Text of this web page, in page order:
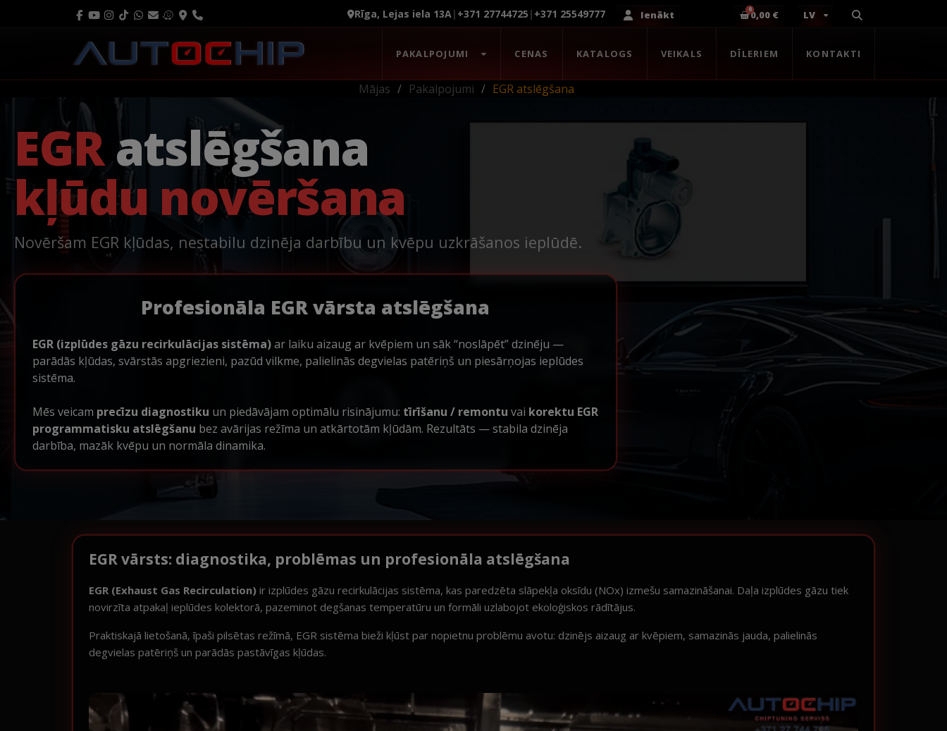
Rīga, Lejas iela 13A| +371 27744725 | +371 25549777 Ienākt 0,00 € LV
PAKALPOJUMI CENAS KATALOGS VEIKALS DĪLERIEM KONTAKTI
Mājas Pakalpojumi EGR atslēgšana
EGRatslēgšana
kļūdu novēršana
Novēršam EGR kļūdas, nestabilu dzinēja darbību un kvēpu uzkrāšanos ieplūdē.
Profesionāla EGR vārsta atslēgšana
EGR (izplūdes gāzu recirkulācijas sistēma)ar laiku aizaug ar kvēpiem un sāk “noslāpēt” dzinēju —
parādās kļūdas, svārstās apgriezieni, pazūd vilkme, palielinās degvielas patēriņš un piesārņojas ieplūdes
sistēma.
Mēs veicam precīzu diagnostiku un piedāvājam optimālu risinājumu: tīrīšanu / remontu vai korektu EGR
programmatisku atslēgšanu bez avārijas režīma un atkārtotām kļūdām. Rezultāts — stabila dzinēja
darbība, mazāk kvēpu un normāla dinamika.
EGR vārsts: diagnostika, problēmas un profesionāla atslēgšana
EGR (Exhaust Gas Recirculation) ir izplūdes gāzu recirkulācijas sistēma, kas paredzēta slāpekļa oksīdu (NOx) izmešu samazināšanai. Daļa izplūdes gāzu tiek
novirzīta atpakaļ ieplūdes kolektorā, pazeminot degšanas temperatūru un formāli uzlabojot ekoloģiskos rādītājus.
Praktiskajā lietošanā, īpaši pilsētas režīmā, EGR sistēma bieži kļūst par nopietnu problēmu avotu: dzinējs aizaug ar kvēpiem, samazinās jauda, palielinās
degvielas patēriņš un parādās pastāvīgas kļūdas.